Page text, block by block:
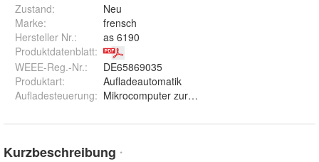
Zustand:
Neu
Marke:
frensch
Hersteller Nr.:
as 6190
Produktdatenblatt:
WEEE-Reg.-Nr.:
DE65869035
Produktart:
Aufladeautomatik
Aufladesteuerung: Mikrocomputer zur Ansteuerung von
Kurzbeschreibung *